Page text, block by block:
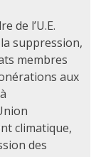
de l’U.E.
suppression,
membres
aux
climatique,
des